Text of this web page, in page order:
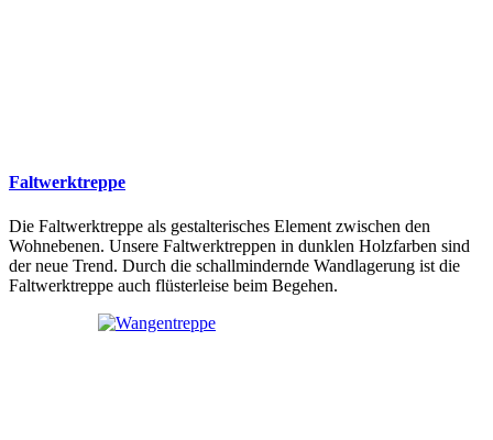
Faltwerktreppe
Die Faltwerktreppe als gestalterisches Element zwischen den
Wohnebenen. Unsere Faltwerktreppen in dunklen Holzfarben sind
der neue Trend. Durch die schallmindernde Wandlagerung ist die
Faltwerktreppe auch flüsterleise beim Begehen.